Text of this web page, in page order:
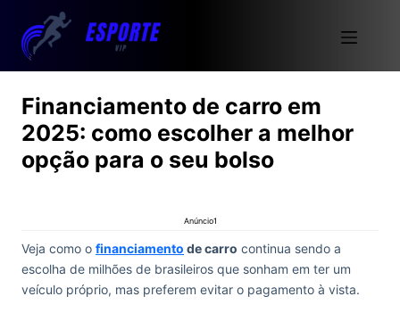
Financiamento de carro em
2025: como escolher a melhor
opção para o seu bolso
Anúncio1
Veja como o financiamento de carro continua sendo a
escolha de milhões de brasileiros que sonham em ter um
veículo próprio, mas preferem evitar o pagamento à vista.